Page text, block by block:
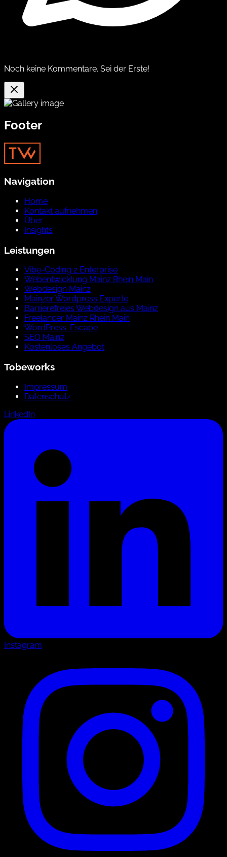
Noch keine Kommentare. Sei der Erste!
Footer
Navigation
Home
Kontakt aufnehmen
Über
Insights
Leistungen
Vibe-Coding 2 Enterprise
Webentwicklung Mainz Rhein Main
Webdesign Mainz
Mainzer Wordpress Experte
Barrierefreies Webdesign aus Mainz
Freelancer Mainz Rhein Main
WordPress-Escape
SEO Mainz
Kostenloses Angebot
Tobeworks
Impressum
Datenschutz
LinkedIn
Instagram